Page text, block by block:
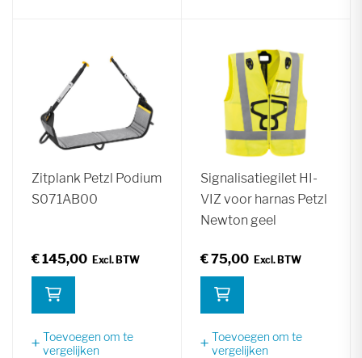
Zitplank Petzl Podium
S071AB00
€ 145,00
Toevoegen om te
vergelijken
Signalisatiegilet HI-
VIZ voor harnas Petzl
Newton geel
€ 75,00
Toevoegen om te
vergelijken